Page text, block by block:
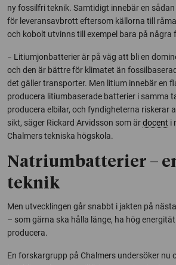
ny fossilfri teknik. Samtidigt innebär en
för leveransavbrott eftersom källorna till
och kobolt utvinns till exempel bara på några
− Litiumjonbatterier är på väg att bli en
och den är bättre för klimatet än
det gäller transporter. Men litium innebär en
producera litiumbaserade batterier i samma
producera elbilar, och fyndigheterna riskerar
sikt, säger Rickard Arvidsson som ärdocent i
Chalmers tekniska högskola.
Natriumbatterier –
teknik
Men utvecklingen går snabbt i jakten på
– som gärna ska hålla länge, ha hög
producera.
En forskargrupp på Chalmers undersöker nu